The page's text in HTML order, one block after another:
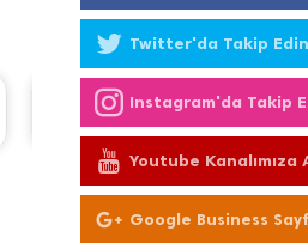
Renault Trafic
Twitter'da Takip Edin
Instagram'da Takip
Youtube Kanalımıza
Olun
Google Business